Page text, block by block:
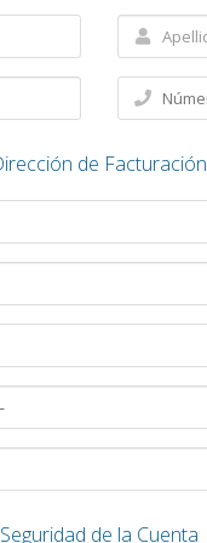
de Facturación
Seguridad de la Cuenta